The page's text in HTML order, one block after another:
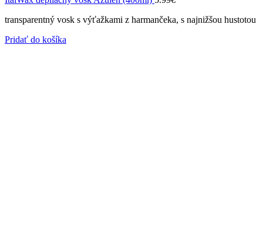
transparentný vosk s výťažkami z harmančeka, s najnižšou hustotou
Pridať do košíka